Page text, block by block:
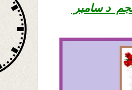
– پنجم د سامبر